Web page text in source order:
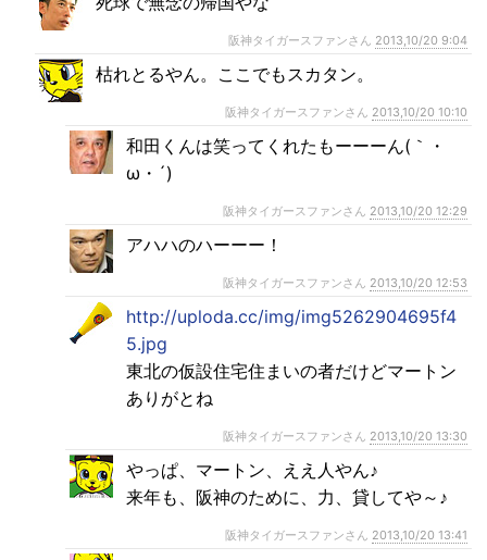
阪神タイガースファンさん 2013,10/20 9:04
枯れとるやん。ここでもスカタン。
阪神タイガースファンさん 2013,10/20 10:10
和田くんは笑ってくれたもーーーん(｀・
ω・´)
阪神タイガースファンさん 2013,10/20 12:29
アハハのハーーー！
阪神タイガースファンさん 2013,10/20 12:53
http://uploda.cc/img/img5262904695f4
5.jpg
東北の仮設住宅住まいの者だけどマートン
ありがとね
阪神タイガースファンさん 2013,10/20 13:30
やっぱ、マートン、ええ人やん♪
来年も、阪神のために、力、貸してや～♪
阪神タイガースファンさん 2013,10/20 13:41